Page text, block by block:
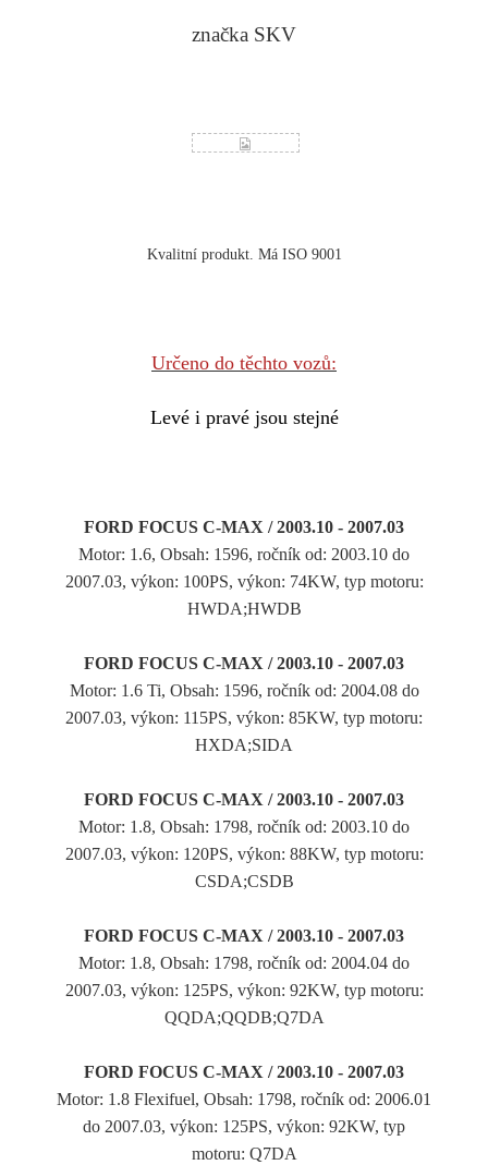
značka SKV
Kvalitní produkt. Má ISO 9001
Určeno do těchto vozů:
Levé i pravé jsou stejné
FORD FOCUS C-MAX / 2003.10 - 2007.03
Motor: 1.6, Obsah: 1596, ročník od: 2003.10 do
2007.03, výkon: 100PS, výkon: 74KW, typ motoru:
HWDA;HWDB
FORD FOCUS C-MAX / 2003.10 - 2007.03
Motor: 1.6 Ti, Obsah: 1596, ročník od: 2004.08 do
2007.03, výkon: 115PS, výkon: 85KW, typ motoru:
HXDA;SIDA
FORD FOCUS C-MAX / 2003.10 - 2007.03
Motor: 1.8, Obsah: 1798, ročník od: 2003.10 do
2007.03, výkon: 120PS, výkon: 88KW, typ motoru:
CSDA;CSDB
FORD FOCUS C-MAX / 2003.10 - 2007.03
Motor: 1.8, Obsah: 1798, ročník od: 2004.04 do
2007.03, výkon: 125PS, výkon: 92KW, typ motoru:
QQDA;QQDB;Q7DA
FORD FOCUS C-MAX / 2003.10 - 2007.03
Motor: 1.8 Flexifuel, Obsah: 1798, ročník od: 2006.01
do 2007.03, výkon: 125PS, výkon: 92KW, typ
motoru: Q7DA